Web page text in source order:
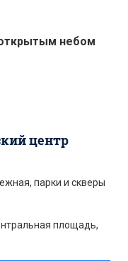
небом
центр
парки и скверы
площадь,